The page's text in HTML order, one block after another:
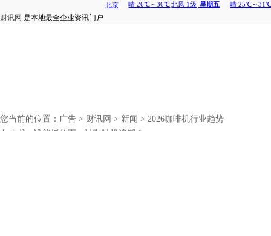
财讯网 是本地最全企业资讯门户
您当前的位置： 广告 > 财讯网 > 新闻 > 2026咖啡机行业趋势
白皮书：谁能抓住下一波咖啡机浪潮？